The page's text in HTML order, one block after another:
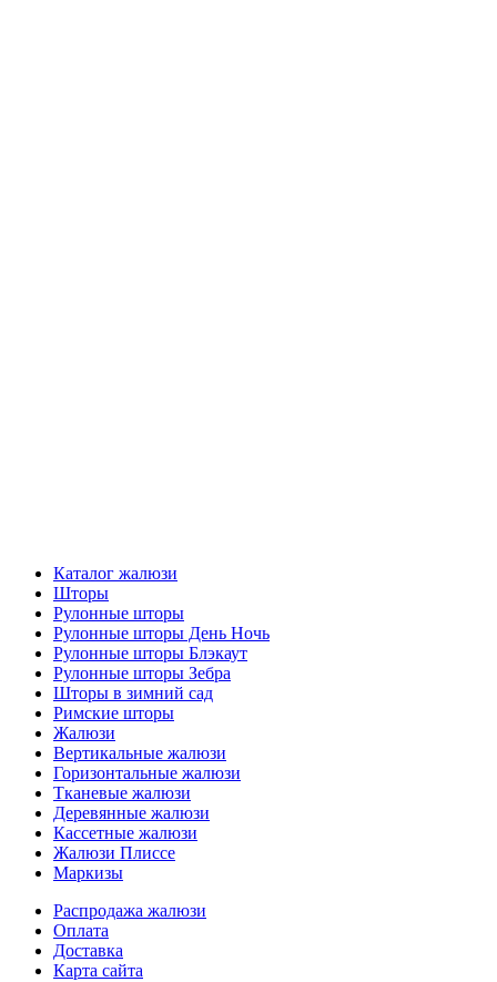
МенюКаталог жалюзи
Шторы
Рулонные шторы
Рулонные шторы День Ночь
Рулонные шторы Блэкаут
Рулонные шторы Зебра
Шторы в зимний сад
Римские шторы
Жалюзи
Вертикальные жалюзи
Горизонтальные жалюзи
Тканевые жалюзи
Деревянные жалюзи
Кассетные жалюзи
Жалюзи Плиссе
Маркизы
МенюРаспродажа жалюзи
Оплата
Доставка
Карта сайта